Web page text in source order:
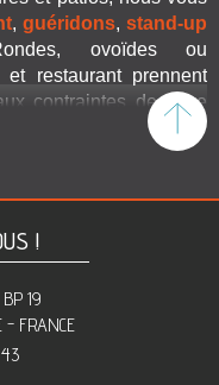
, guéridons, stand-up
ovoïdes ou
restaurant prennent
contraintes de votre
vos meubles et
en compte les
4 personnes ou
pour pouvoir
sans manquer
!
19
- FRANCE